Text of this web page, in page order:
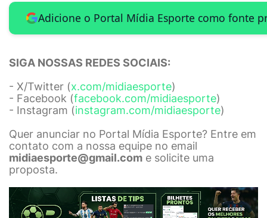
Adicione o Portal Mídia Esporte como fonte
SIGA NOSSAS REDES SOCIAIS:
- X/Twitter (x.com/midiaesporte)
- Facebook (facebook.com/midiaesporte)
- Instagram (instagram.com/midiaesporte)
Quer anunciar no Portal Mídia Esporte? Entre em
contato com a nossa equipe no email
midiaesporte@gmail.com e solicite uma
proposta.